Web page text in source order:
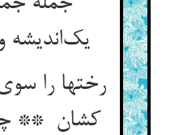
یک‌اندیشه و خموش
رختها را
کشان **